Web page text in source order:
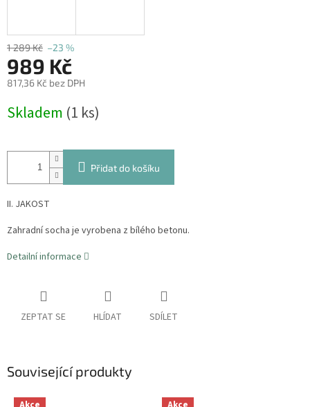
1 289 Kč –23 %
989 Kč
817,36 Kč bez DPH
cena:
Skladem (1 ks)
Přidat do košíku
II. JAKOST
Zahradní socha je vyrobena z bílého betonu.
Detailní informace
ZEPTAT SE HLÍDAT SDÍLET
Související produkty